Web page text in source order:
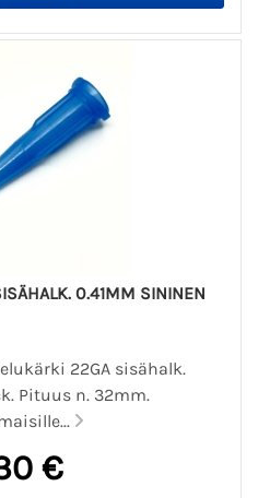
0.41MM SININEN
22GA sisähalk.
Pituus n. 32mm.
€